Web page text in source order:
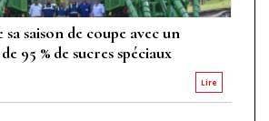
saison de coupe avec un
95 % de sucres spéciaux
Lire